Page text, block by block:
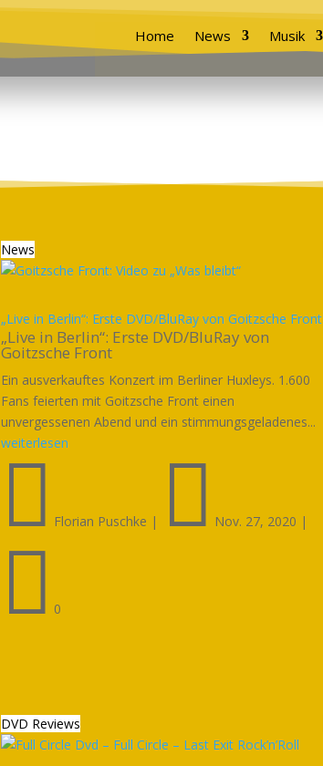
Home News Musik
News
„Live in Berlin“: Erste DVD/BluRay von Goitzsche Front
„Live in Berlin“: Erste DVD/BluRay von
Goitzsche Front
Ein ausverkauftes Konzert im Berliner Huxleys. 1.600
Fans feierten mit Goitzsche Front einen
unvergessenen Abend und ein stimmungsgeladenes...
weiterlesen
 Florian Puschke |  Nov. 27, 2020 |
 0
DVD Reviews